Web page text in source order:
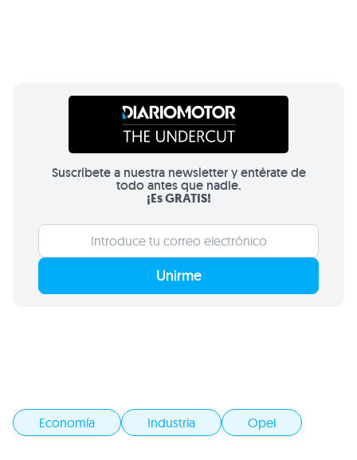
Suscríbete a nuestra newsletter y entérate de
todo antes que nadie.
¡Es GRATIS!
Unirme
Economía Industria Opel